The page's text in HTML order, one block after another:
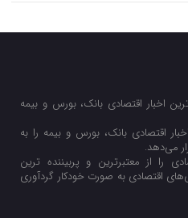
اخبار اقتصادی بانک، بورس و بیمه
اقتصادی بانک، بورس و بیمه را به
می‌‌دهد.
را از معتبرترین و پربیننده ترین
اقتصادی به صورت خودکار گردآوری